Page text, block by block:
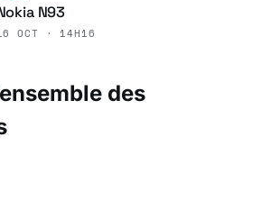
N93
OCT · 14H16
des